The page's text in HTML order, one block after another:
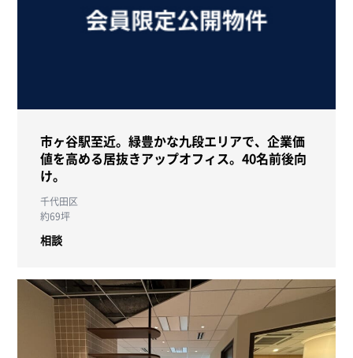
市ヶ谷駅至近。緑豊かな九段エリアで、企業価
値を高める居抜きアップオフィス。40名前後向
け。
千代田区
約69坪
相談